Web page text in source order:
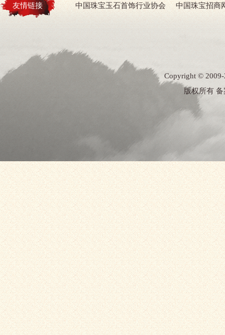
友情链接 中国珠宝玉石首饰行业协会 中国珠宝招商
Copyright ©
版权所有